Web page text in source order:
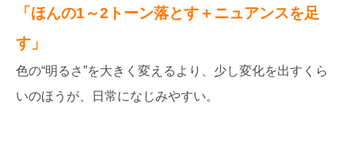
「ほんの1～2トーン落とす＋ニュアンスを足
す」
色の“明るさ”を大きく変えるより、少し変化を出すくら
いのほうが、日常になじみやすい。